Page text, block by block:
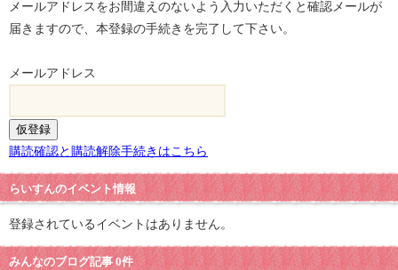
メールアドレスをお間違えのないよう入力いただくと確認メールが
届きますので、本登録の手続きを完了して下さい。
メールアドレス
購読確認と購読解除手続きはこちら
らいすんのイベント情報
登録されているイベントはありません。
みんなのブログ記事 0件